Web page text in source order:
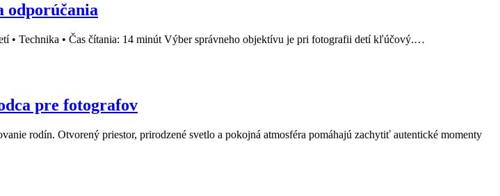
odporúčania
• Technika • Čas čítania: 14 minút Výber správneho objektívu je pri fotografii detí kľúčový.…
pre fotografov
rodín. Otvorený priestor, prirodzené svetlo a pokojná atmosféra pomáhajú zachytiť autentické momenty